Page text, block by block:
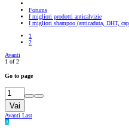
Forums
I migliori prodotti anticalvizie
I migliori shampoo (anticaduta, DHT,
1
2
Avanti
1 of 2
Go to page
Vai
Avanti Last
A